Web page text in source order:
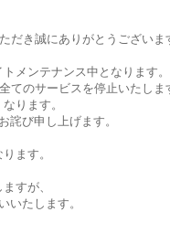
だき誠にありがとうございま
メンテナンス中となります。
全てのサービスを停止いたしま
ります。
詫び申し上げます。
ます。
すが、
いたします。